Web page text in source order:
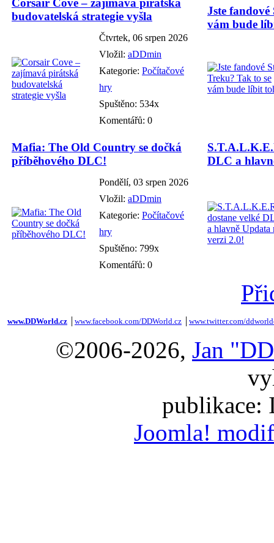
Corsair Cove – zajímavá pirátská
budovatelská strategie vyšla
Čtvrtek, 06 srpen 2026
Vložil: aDDmin
Kategorie: Počítačové
hry
Spuštěno: 534x
Komentářů: 0
Jste
vám bude
Mafia: The Old Country se dočká
příběhového DLC!
Pondělí, 03 srpen 2026
Vložil: aDDmin
Kategorie: Počítačové
hry
Spuštěno: 799x
Komentářů: 0
DLC a
www.DDWorld.cz www.facebook.com/DDWorld.cz www.twitter.com/
©2006-2026, Jan
publikace:
Joomla!